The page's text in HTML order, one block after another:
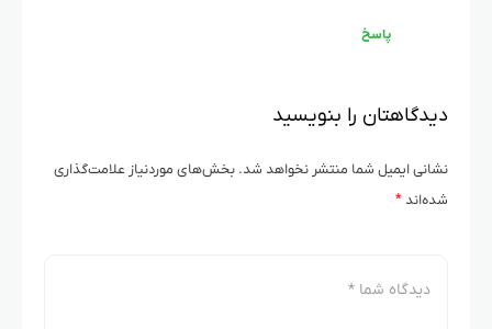
پاسخ
دیدگاهتان را بنویسید
نشانی ایمیل شما منتشر نخواهد شد. بخش‌های موردنیاز علامت‌گذاری
شده‌اند*